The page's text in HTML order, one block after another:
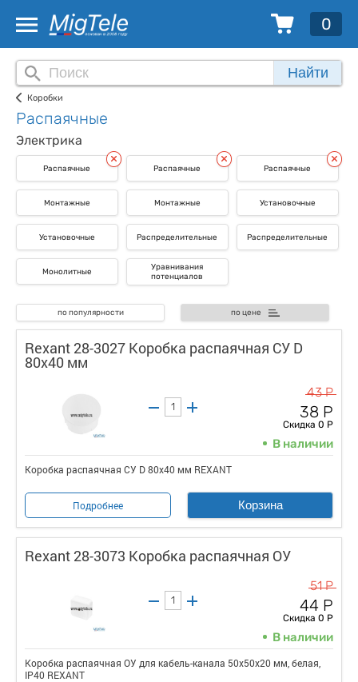
0
Найти
Коробки
Распаячные
Электрика
Распаячные Распаячные Распаячные
Монтажные Монтажные Установочные
Установочные Распределительные Распределительные
Монолитные
Уравнивания
потенциалов
по популярности по цене
Rexant 28-3027 Коробка распаячная СУ D
80х40 мм
43 Р
38 Р
Скидка 0 Р
В наличии
Коробка распаячная СУ D 80х40 мм REXANT
Подробнее Корзина
Rexant 28-3073 Коробка распаячная ОУ
51 Р
44 Р
Скидка 0 Р
В наличии
Коробка распаячная ОУ для кабель-канала 50х50х20 мм, белая,
IP40 REXANT